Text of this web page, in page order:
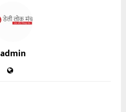
admin